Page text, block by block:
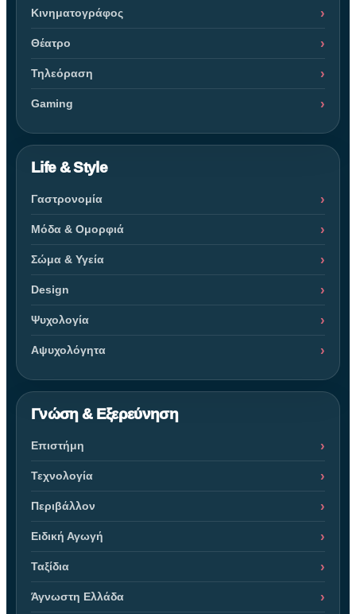
Κινηματογράφος
Θέατρο
Τηλεόραση
Gaming
Life & Style
Γαστρονομία
Μόδα & Ομορφιά
Σώμα & Υγεία
Design
Ψυχολογία
Αψυχολόγητα
Γνώση & Εξερεύνηση
Επιστήμη
Τεχνολογία
Περιβάλλον
Ειδική Αγωγή
Ταξίδια
Άγνωστη Ελλάδα